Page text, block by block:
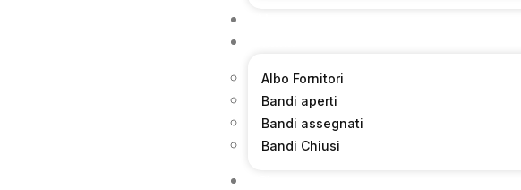
Albo Fornitori
Bandi aperti
Bandi assegnati
Bandi Chiusi